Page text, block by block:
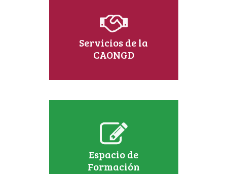
Servicios de la
CAONGD
Espacio de
Formación